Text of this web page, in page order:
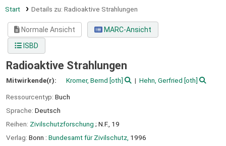
Start Details zu: Radioaktive Strahlungen
Normale Ansicht
MARC-Ansicht
ISBD
Radioaktive Strahlungen
Mitwirkende(r): Kromer, Bernd [oth] Hehn, Gerfried [oth]
Ressourcentyp: Buch
Sprache: Deutsch
Reihen: Zivilschutzforschung ; N.F., 19
Verlag: Bonn : Bundesamt für Zivilschutz, 1996